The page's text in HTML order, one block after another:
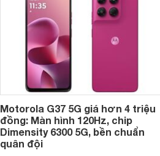
Motorola G37 5G giá hơn 4 triệu
đồng: Màn hình 120Hz, chip
Dimensity 6300 5G, bền chuẩn
quân đội